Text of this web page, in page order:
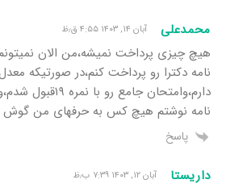
محمدعلی آبان ۱۴, ۱۴۰۳ ۴:۵۵ ق٫ظ
هیچ چیزی پرداخت نمیشه،من الان
دارم،وامتحان جامع رو
نامه نوشتم هیچ کس به حرفهای من گوش
پاسخ
داریستا آبان ۱۲, ۱۴۰۳ ۷:۳۹ ب٫ظ